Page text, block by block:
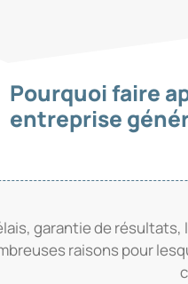
Pourquoi faire
entreprise
garantie de
raisons pour